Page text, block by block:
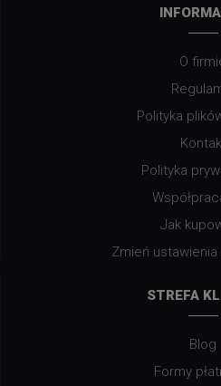
O
Polityka
Polityka
Jak
Zmień
STREFA
Blog
Formy